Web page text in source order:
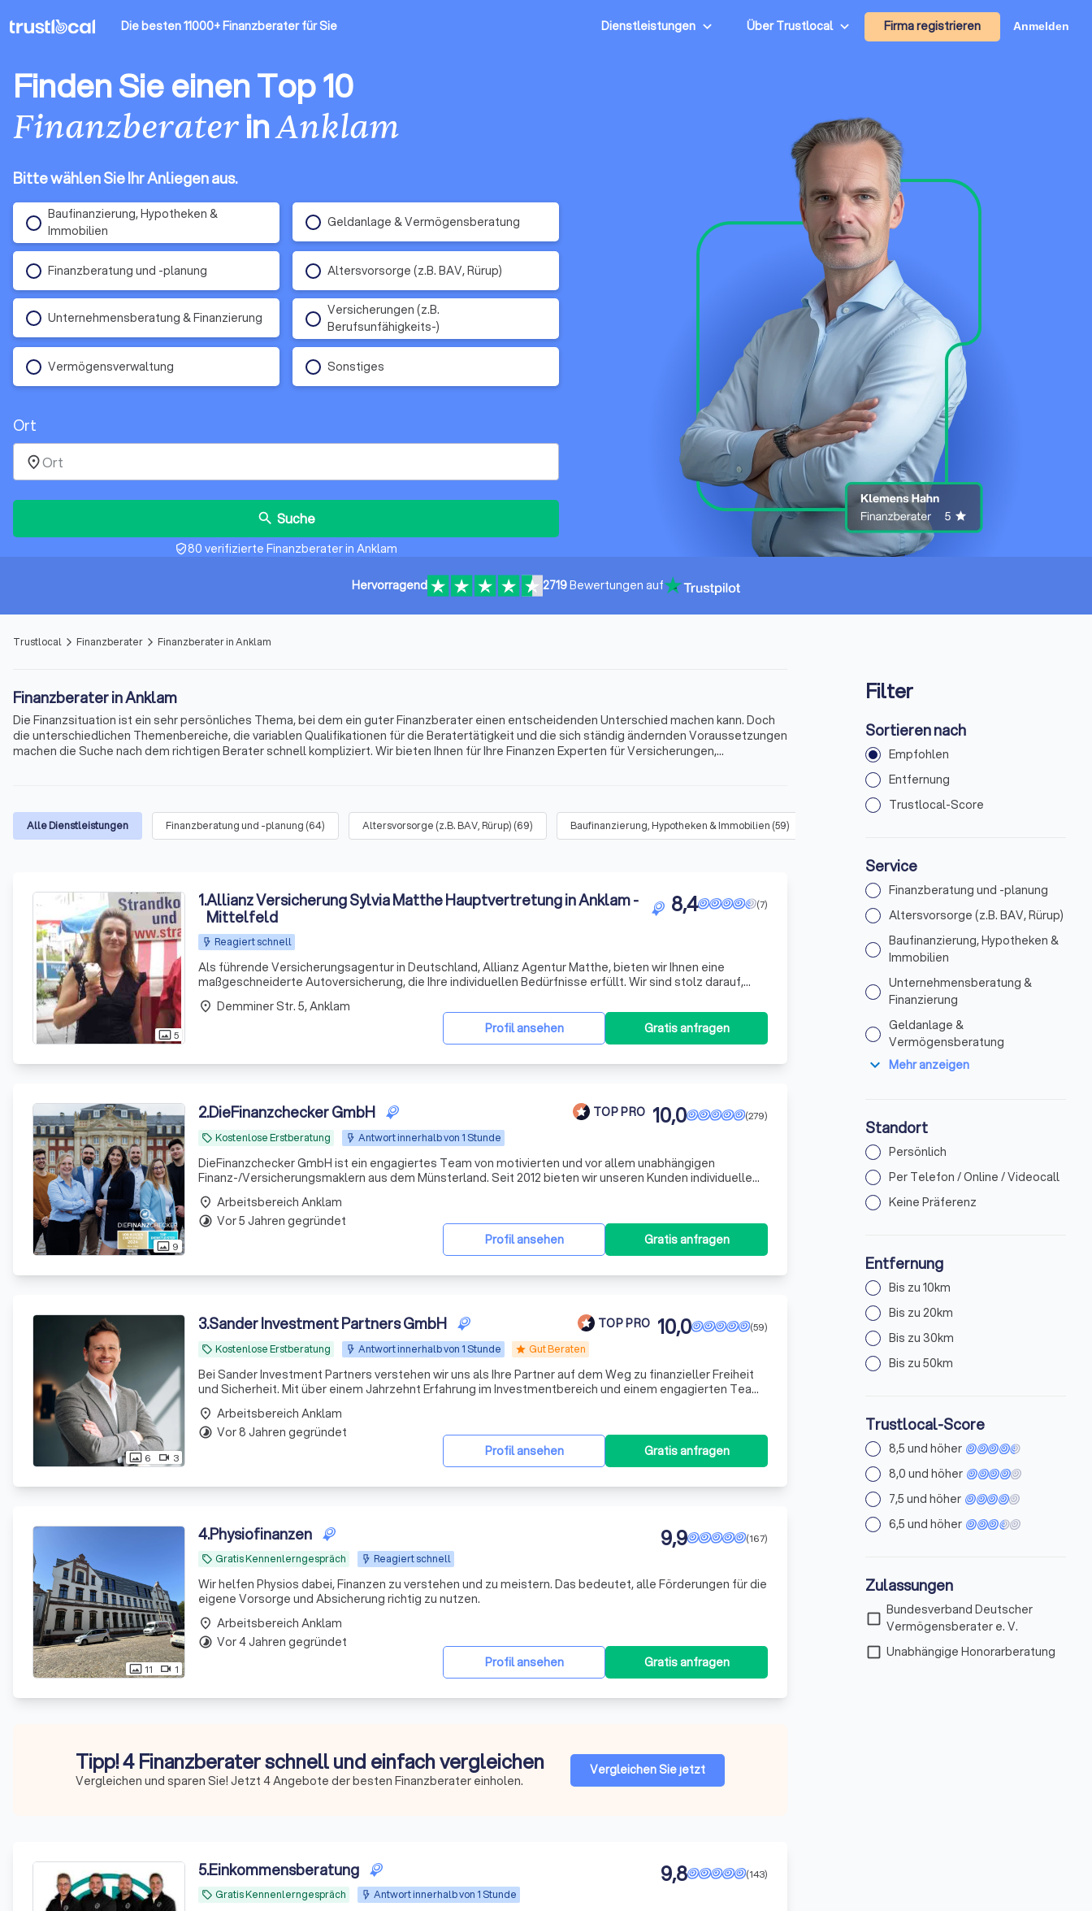
Die besten 11000+ Finanzberater für Sie Dienstleistungen Über Trustlocal Firma registrieren Anmelden
Finden Sie einen Top 10
FinanzberaterinAnklam
Bitte wählen Sie Ihr Anliegen aus.
Baufinanzierung, Hypotheken &
Immobilien
Geldanlage & Vermögensberatung
Finanzberatung und -planung Altersvorsorge (z.B. BAV, Rürup)
Unternehmensberatung & Finanzierung
Versicherungen (z.B.
Berufsunfähigkeits-)
Vermögensverwaltung Sonstiges
Ort
place
search Suche
verified_user80 verifizierte Finanzberater in Anklam
Hervorragend 2719Bewertungen auf
Trustlocal arrow_forward_ios Finanzberater arrow_forward_ios Finanzberater in Anklam
Finanzberater in Anklam
Die Finanzsituation ist ein sehr persönliches Thema, bei dem ein guter Finanzberater einen entscheidenden Unterschied machen kann. Doch
die unterschiedlichen Themenbereiche, die variablen Qualifikationen für die Beratertätigkeit und die sich ständig ändernden Voraussetzungen
machen die Suche nach dem richtigen Berater schnell kompliziert. Wir bieten Ihnen für Ihre Finanzen Experten für Versicherungen,
Alle Dienstleistungen Finanzberatung und -planung (64) Altersvorsorge (z.B. BAV, Rürup) (69) Baufinanzierung, Hypotheken & Immobilien (59)
photo_size_select_actual5
1.Allianz Versicherung Sylvia Matthe Hauptvertretung in Anklam -
Mittelfeld
Reagiert schnell
(7)
8,4
Als führende Versicherungsagentur in Deutschland, Allianz Agentur Matthe, bieten wir Ihnen eine
maßgeschneiderte Autoversicherung, die Ihre individuellen Bedürfnisse erfüllt. Wir sind stolz darauf,
Millionen von Kunden mit erstklassigen Leistungen und attraktiven Beiträgen zu bedienen. Unser
Angebot
Profil ansehen
Gratis anfragen
place Demminer Str. 5, Anklam
photo_size_select_actual 9
2.DieFinanzchecker GmbH TOP PRO
local_offer Kostenlose Erstberatung Antwort innerhalb von 1 Stunde
(279)
10,0
DieFinanzchecker GmbH ist ein engagiertes Team von motivierten und vor allem unabhängigen
Finanz-/Versicherungsmaklern aus dem Münsterland. Seit 2012 bieten wir unseren Kunden individuelle
und zielorientierte Produkte an, wobei wir den Fokus auf Transparenz und Verständlichkeit setzen. Wir
sind uns
Profil ansehen
Gratis anfragen
place Arbeitsbereich Anklam
timelapse Vor 5 Jahren gegründet
photo_size_select_actual 6 videocam 3
3.Sander Investment Partners GmbH TOP PRO
local_offer Kostenlose Erstberatung Antwort innerhalb von 1 Stunde star Gut Beraten
(59)
10,0
Bei Sander Investment Partners verstehen wir uns als Ihre Partner auf dem Weg zu finanzieller Freiheit
und Sicherheit. Mit über einem Jahrzehnt Erfahrung im Investmentbereich und einem engagierten Team
aus Experten bieten wir maßgeschneiderte Anlagestrategien, die perfekt auf Ihre individuellen Bedü
Profil ansehen Gratis anfragen
place Arbeitsbereich Anklam
timelapse Vor 8 Jahren gegründet
photo_size_select_actual 11 videocam 1
4.Physiofinanzen
local_offer Gratis Kennenlerngespräch Reagiert schnell
(167)
9,9
Wir helfen Physios dabei, Finanzen zu verstehen und zu meistern. Das bedeutet, alle Förderungen für die
eigene Vorsorge und Absicherung richtig zu nutzen.
Profil ansehen Gratis anfragen
place Arbeitsbereich Anklam
timelapse Vor 4 Jahren gegründet
Tipp! 4 Finanzberater schnell und einfach vergleichen
Vergleichen und sparen Sie! Jetzt 4 Angebote der besten Finanzberater einholen.
Vergleichen Sie jetzt
5.Einkommensberatung
local_offer Gratis Kennenlerngespräch Antwort innerhalb von 1 Stunde
(143)
9,8
Filter
Sortieren nach
Empfohlen
Entfernung
Trustlocal-Score
Service
Finanzberatung und -planung
Altersvorsorge (z.B. BAV, Rürup)
Baufinanzierung, Hypotheken &
Immobilien
Unternehmensberatung &
Finanzierung
Geldanlage &
Vermögensberatung
expand_more Mehr anzeigen
Standort
Persönlich
Per Telefon / Online / Videocall
Keine Präferenz
Entfernung
Bis zu 10km
Bis zu 20km
Bis zu 30km
Bis zu 50km
Trustlocal-Score
8,5 und höher
8,0 und höher
7,5 und höher
6,5 und höher
Zulassungen
check_box_outline_blank
Bundesverband Deutscher
Vermögensberater e. V.
check_box_outline_blank Unabhängige Honorarberatung